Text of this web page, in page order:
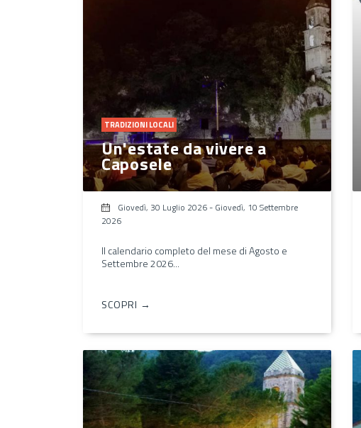
TRADIZIONI LOCALI
Un'estate da vivere a
Caposele
Giovedì, 30 Luglio 2026 - Giovedì, 10 Settembre
2026
Il calendario completo del mese di Agosto e
Settembre 2026...
SCOPRI →